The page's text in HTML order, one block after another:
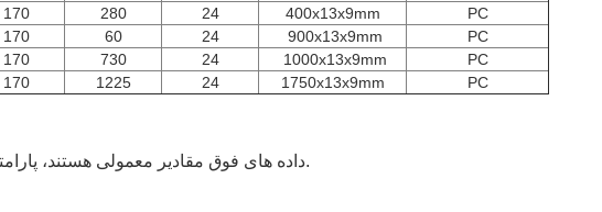
PC
400x13x9mm
24
280
170
PC
900x13x9mm
24
60
170
PC
1000x13x9mm
24
730
170
PC
1750x13x9mm
24
1225
170
داده های فوق مقادیر معمولی هستند، پارامترهای واقعی محصول ممکن است با داده های معمولی متفاوت باشد. داده ها بدون اطلاع قبلی قابل تغییر هستند.